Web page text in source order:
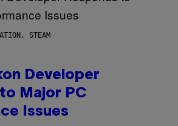
STEAM
Developer
Major PC
Issues